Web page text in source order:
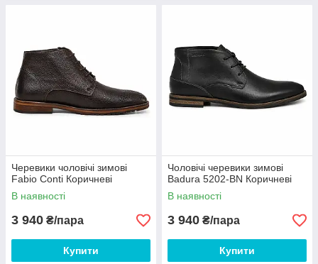
Черевики чоловічі зимові
Fabio Conti Коричневі
В наявності
3 940 ₴/пара
Купити
Чоловічі черевики зимові
Badura 5202-BN Коричневі
В наявності
3 940 ₴/пара
Купити